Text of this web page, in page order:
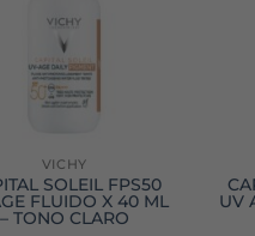
VICHY
SOLEIL FPS50
FLUIDO X 40 ML
– TONO CLARO
UV